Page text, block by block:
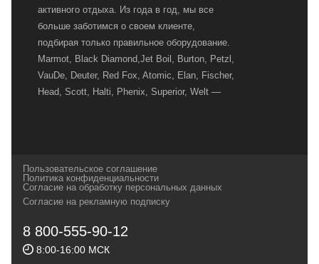
активного отдыха. Из года в год, мы все
больше заботимся о своем клиенте,
подбирая только правильное оборудование.
Marmot, Black Diamond,Jet Boil, Burton, Petzl,
VauDe, Deuter, Red Fox, Atomic, Elan, Fischer,
Head, Scott, Halti, Phenix, Superior, Welt —
и взыскательных путешественников,
спортсменов и отдыхающих.
Геннадьевич
ИНН 590300057023 ОГРН 304590319000121
Пользовательское соглашение
Политика конфиденциальности
Согласие на обработку персональных данных
Согласие на рекламную подписку
8 800-555-90-12
8:00-16:00 МСК